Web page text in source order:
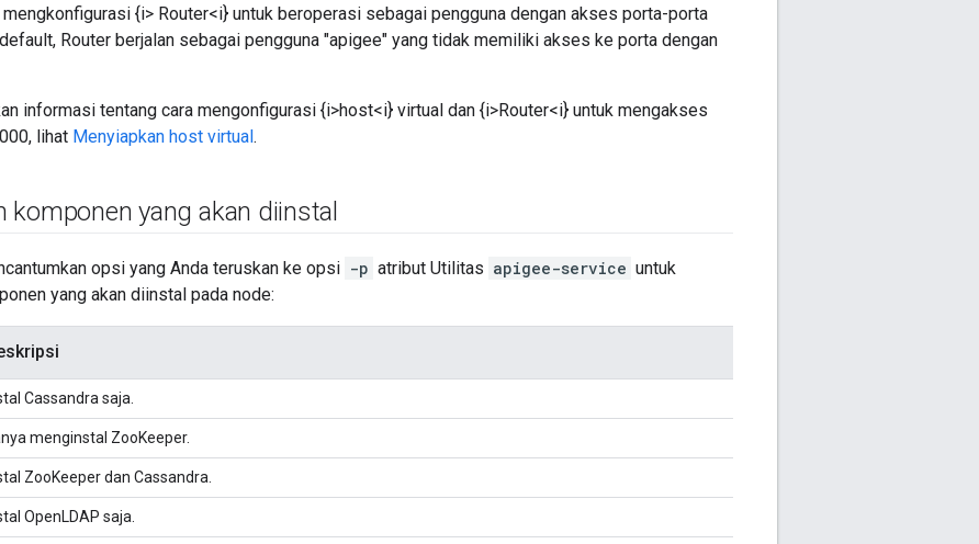
mengkonfigurasi {i> Router<i} untuk beroperasi sebagai pengguna dengan akses porta-porta
Router berjalan sebagai pengguna "apigee" yang tidak memiliki akses ke porta dengan
informasi tentang cara mengonfigurasi {i>host<i} virtual dan {i>Router<i} untuk mengakses
lihat Menyiapkan host virtual.
komponen yang akan diinstal
opsi yang Anda teruskan ke opsi -p atribut Utilitas apigee-service untuk
yang akan diinstal pada node:
Cassandra saja.
menginstal ZooKeeper.
ZooKeeper dan Cassandra.
OpenLDAP saja.